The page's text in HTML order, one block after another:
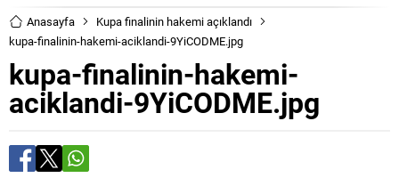
Anasayfa
Kupa finalinin hakemi açıklandı
kupa-finalinin-hakemi-aciklandi-9YiCODME.jpg
kupa-finalinin-hakemi-
aciklandi-9YiCODME.jpg